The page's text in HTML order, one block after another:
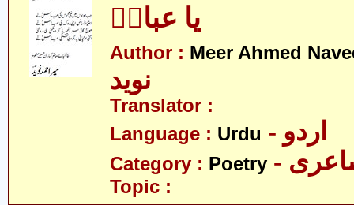
یا عباسؑ
Author : Meer Ahmed
نوید
Translator :
Language : Urdu - اردو
Category : Poetry
Topic :